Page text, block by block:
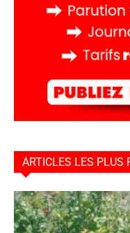
ARTICLES LES PLUS